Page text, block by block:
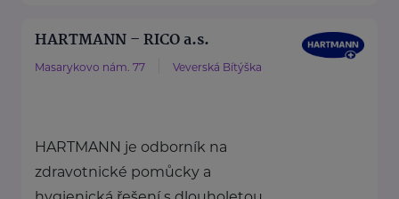
HARTMANN – RICO a.s.
Masarykovo nám. 77 Veverská Bítýška
HARTMANN je odborník na
zdravotnické pomůcky a